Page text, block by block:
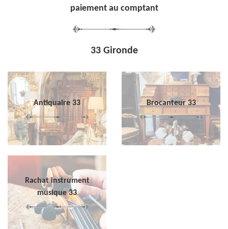
paiement au comptant
33 Gironde
Antiquaire 33 Brocanteur 33
Rachat instrument
musique 33